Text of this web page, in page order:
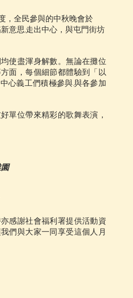
，全民參與的中秋晚會於
意思,走出中心，與屯門街坊
使盡渾身解數。無論在攤位
面，每個細節都體驗到「以
心義工們積極參與,與各參加
單位帶來精彩的歌舞表演，
感謝社會福利署提供活動資
們與大家一同享受這個人月